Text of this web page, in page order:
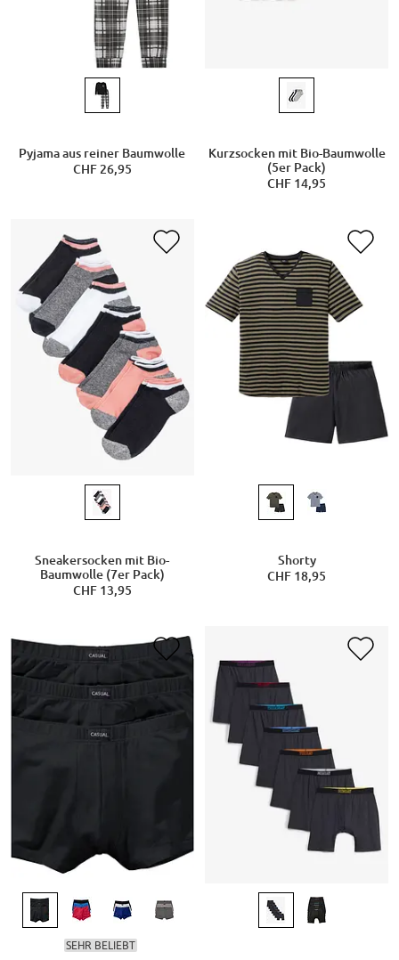
Pyjama aus reiner Baumwolle
CHF 26,95
Kurzsocken mit Bio-Baumwolle
(5er Pack)
CHF 14,95
Sneakersocken mit Bio-
Baumwolle (7er Pack)
CHF 13,95
Shorty
CHF 18,95
SEHR BELIEBT